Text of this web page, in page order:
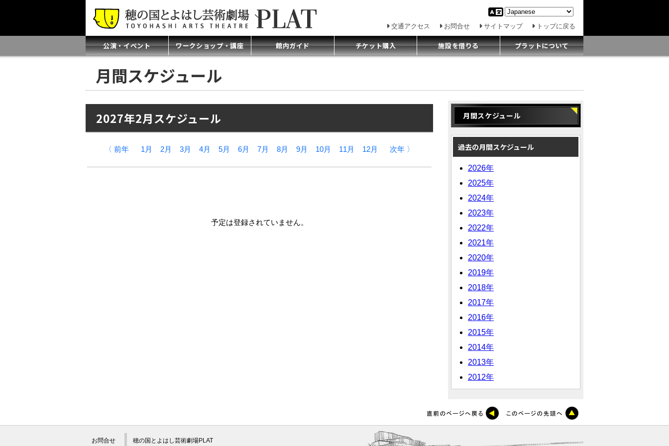
交通アクセス お問合せ サイトマップ トップに戻る
公演・イベント ワークショップ・講座 館内ガイド チケット購入 施設を借りる プラットについて
月間スケジュール
2027年2月スケジュール
〈 前年 1月 2月 3月 4月 5月 6月 7月 8月 9月 10月 11月 12月 次年 〉
予定は登録されていません。
月間スケジュール
過去の月間スケジュール
2026年
2025年
2024年
2023年
2022年
2021年
2020年
2019年
2018年
2017年
2016年
2015年
2014年
2013年
2012年
お問合せ 穂の国とよはし芸術劇場PLAT